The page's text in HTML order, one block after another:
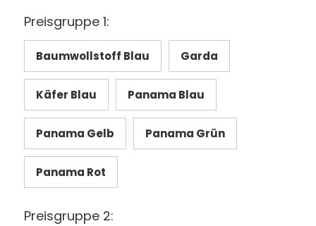
Preisgruppe 1:
Baumwollstoff Blau Garda
Käfer Blau Panama Blau
Panama Gelb Panama Grün
Panama Rot
Preisgruppe 2: